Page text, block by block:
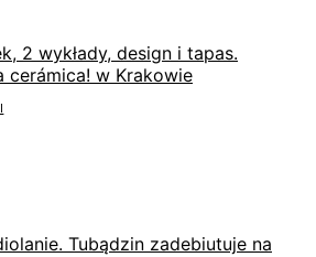
2 wykłady, design i tapas.
cerámica! w Krakowie
Tubądzin zadebiutuje na